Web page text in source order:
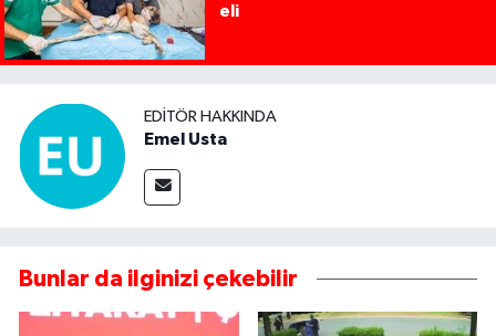
eli
EDITÖR HAKKINDA
Emel Usta
Bunlar da ilginizi çekebilir